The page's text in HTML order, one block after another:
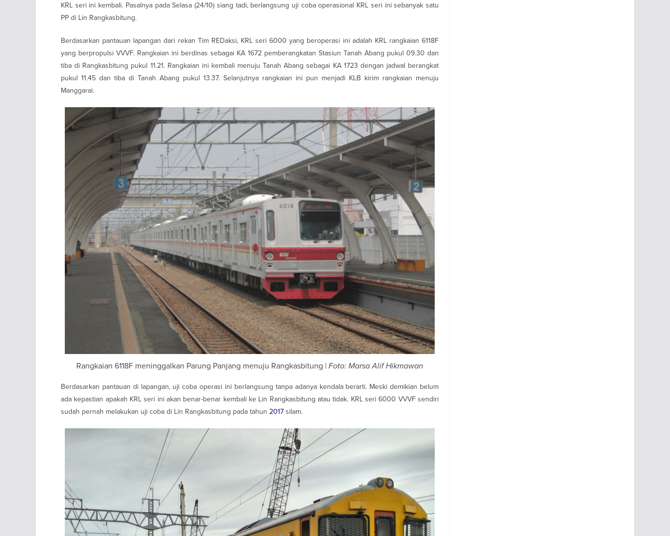
KRL seri ini kembali. Pasalnya pada Selasa (24/10) siang tadi, berlangsung uji coba operasional KRL seri ini sebanyak satu
PP di Lin Rangkasbitung.
Berdasarkan pantauan lapangan dari rekan Tim REDaksi, KRL seri 6000 yang beroperasi ini adalah KRL rangkaian 6118F
yang berpropulsi VVVF. Rangkaian ini berdinas sebagai KA 1672 pemberangkatan Stasiun Tanah Abang pukul 09.30 dan
tiba di Rangkasbitung pukul 11.21. Rangkaian ini kembali menuju Tanah Abang sebagai KA 1723 dengan jadwal berangkat
pukul 11.45 dan tiba di Tanah Abang pukul 13.37. Selanjutnya rangkaian ini pun menjadi KLB kirim rangkaian menuju
Manggarai.
Rangkaian 6118F meninggalkan Parung Panjang menuju Rangkasbitung | Foto: Marsa Alif Hikmawan
Berdasarkan pantauan di lapangan, uji coba operasi ini berlangsung tanpa adanya kendala berarti. Meski demikian belum
ada kepastian apakah KRL seri ini akan benar-benar kembali ke Lin Rangkasbitung atau tidak. KRL seri 6000 VVVF sendiri
sudah pernah melakukan uji coba di Lin Rangkasbitung pada tahun 2017 silam.